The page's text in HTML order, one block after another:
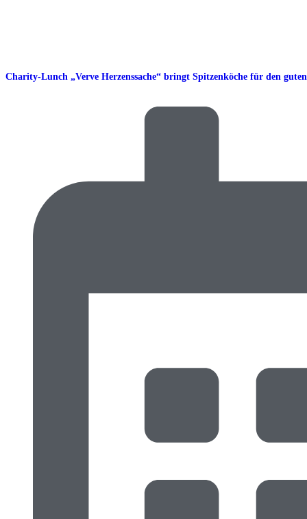
Charity-Lunch „Verve Herzenssache“ bringt Spitzenköche für den